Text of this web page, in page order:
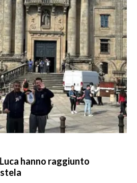
hanno raggiunto